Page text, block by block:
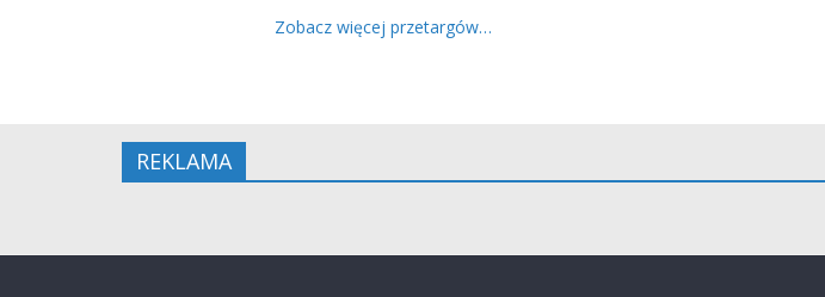
Zobacz więcej przetargów…
REKLAMA